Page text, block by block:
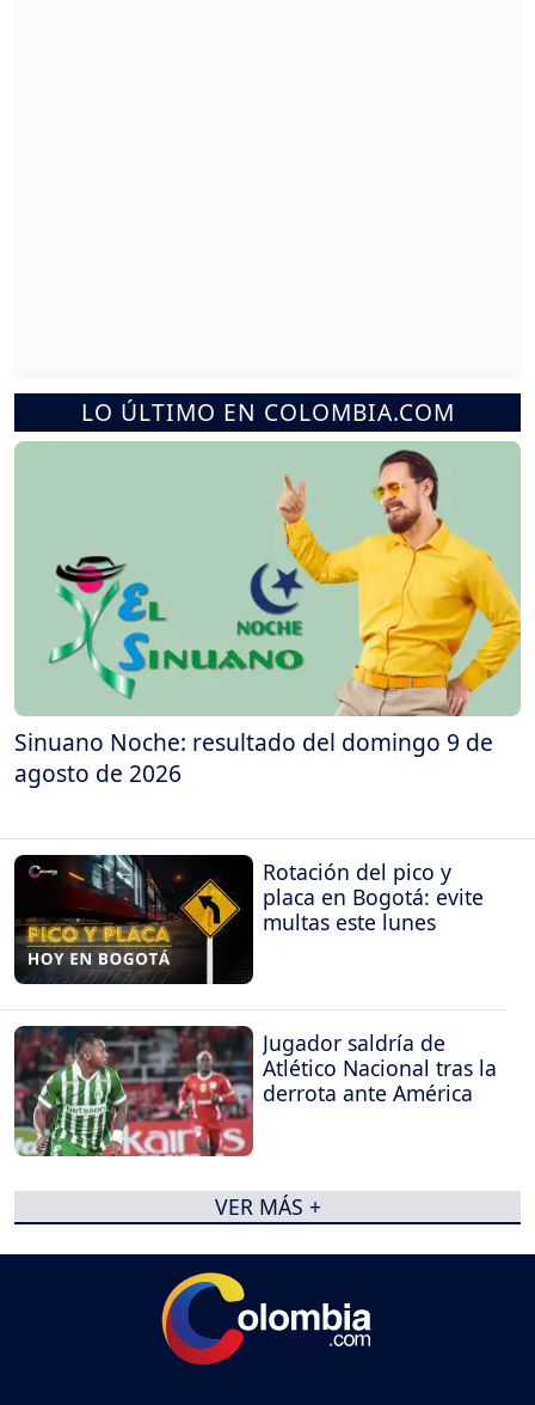
LO ÚLTIMO EN COLOMBIA.COM
Sinuano Noche: resultado del domingo 9 de
agosto de 2026
Rotación del pico y
placa en Bogotá: evite
multas este lunes
Jugador saldría de
Atlético Nacional tras la
derrota ante América
VER MÁS +